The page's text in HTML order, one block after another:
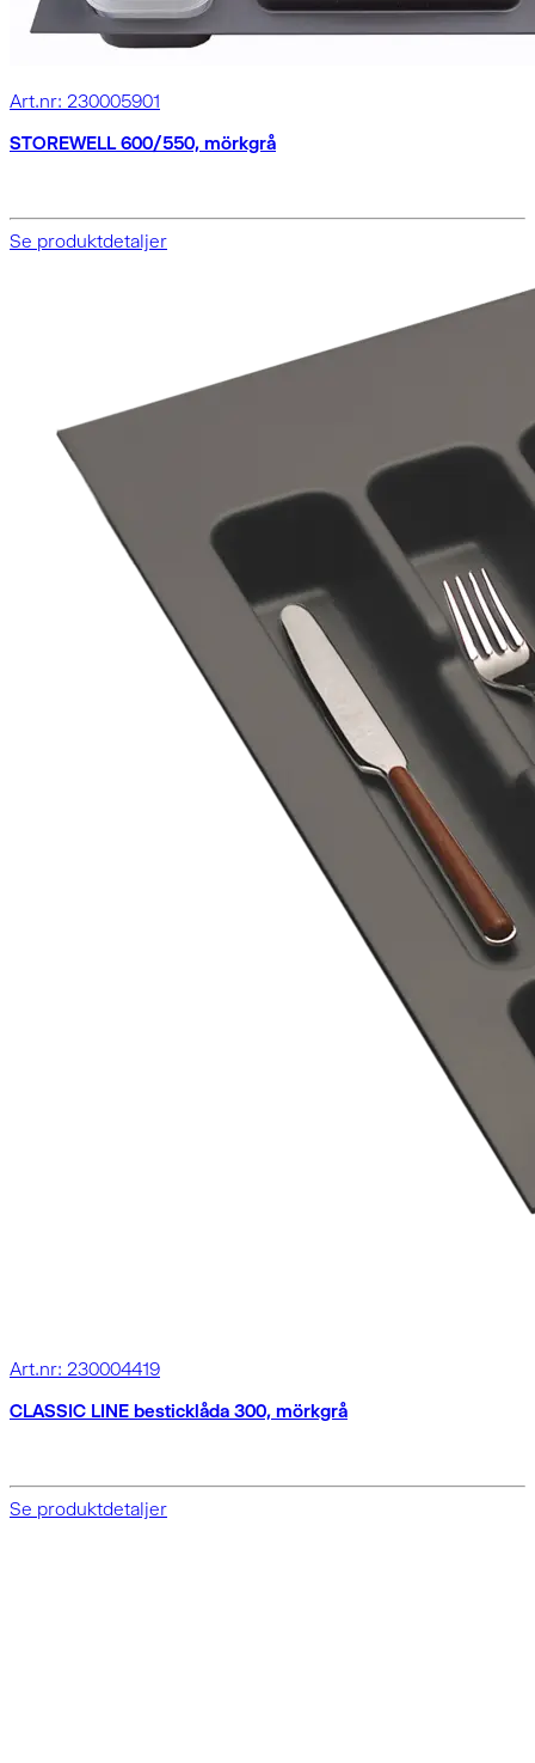
Art.nr: 230005901
STOREWELL 600/550, mörkgrå
Se produktdetaljer
Art.nr: 230004419
CLASSIC LINE besticklåda 300, mörkgrå
Se produktdetaljer